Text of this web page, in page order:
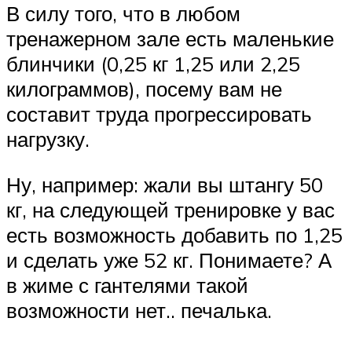
В силу того, что в любом
тренажерном зале есть маленькие
блинчики (0,25 кг 1,25 или 2,25
килограммов), посему вам не
составит труда прогрессировать
нагрузку.
Ну, например: жали вы штангу 50
кг, на следующей тренировке у вас
есть возможность добавить по 1,25
и сделать уже 52 кг. Понимаете? А
в жиме с гантелями такой
возможности нет.. печалька.